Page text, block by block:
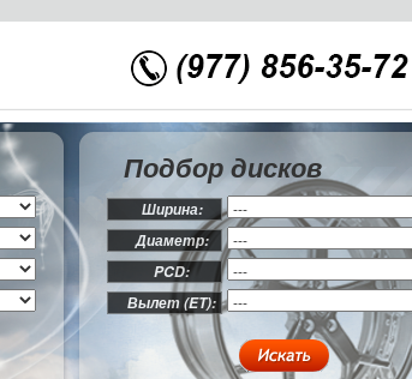
Подбор дисков
Ширина:
Диаметр:
PCD:
Вылет (ET):